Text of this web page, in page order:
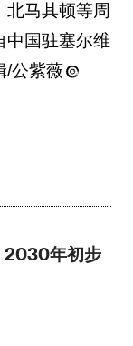
马其顿等周
中国驻塞尔维
/公紫薇
2030年初步